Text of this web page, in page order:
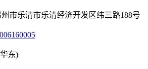
市乐清市乐清经济开发区纬三路188号
东)